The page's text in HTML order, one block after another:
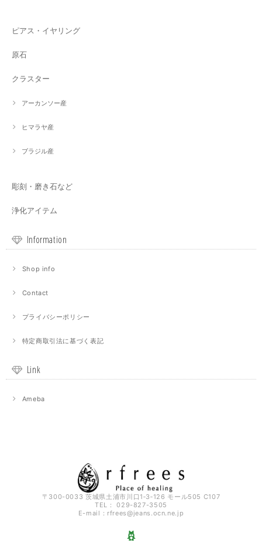
ピアス・イヤリング
原石
クラスター
アーカンソー産
ヒマラヤ産
ブラジル産
彫刻・磨き石など
浄化アイテム
Information
Shop info
Contact
プライバシーポリシー
特定商取引法に基づく表記
Link
Ameba
〒300-0033 茨城県土浦市川口1‐3‐126 モール505 C107
TEL： 029-827-3505
E-mail： rfrees@jeans.ocn.ne.jp